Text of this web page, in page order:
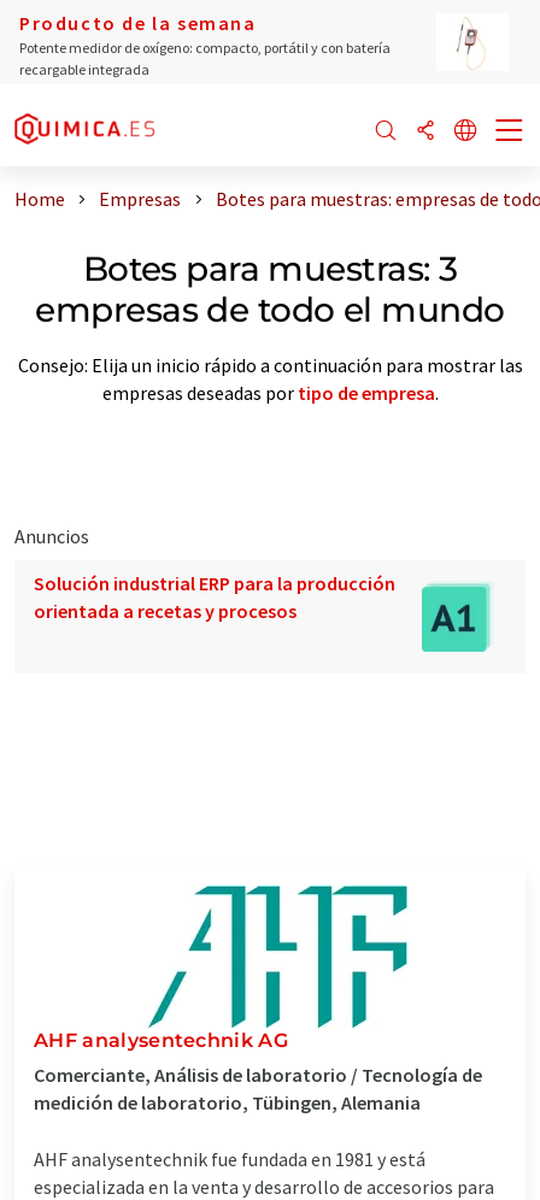
Producto de la semana
Potente medidor de oxígeno: compacto, portátil y con batería
recargable integrada
Home Empresas Botes para muestras: empresas de
Botes para muestras: 3
empresas de todo el mundo
Consejo: Elija un inicio rápido a continuación para mostrar las
empresas deseadas por tipo de empresa.
Anuncios
Solución industrial ERP para la producción
orientada a recetas y procesos
AHF analysentechnik AG
Comerciante, Análisis de laboratorio / Tecnología de
medición de laboratorio, Tübingen, Alemania
AHF analysentechnik fue fundada en 1981 y está
especializada en la venta y desarrollo de accesorios para